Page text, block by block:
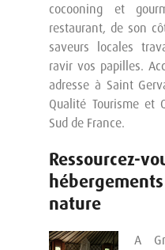
cocooning et
restaurant, de son
saveurs locales
ravir vos papilles.
adresse à Saint
Qualité Tourisme et
Sud de France.
Ressourcez-
nature
A